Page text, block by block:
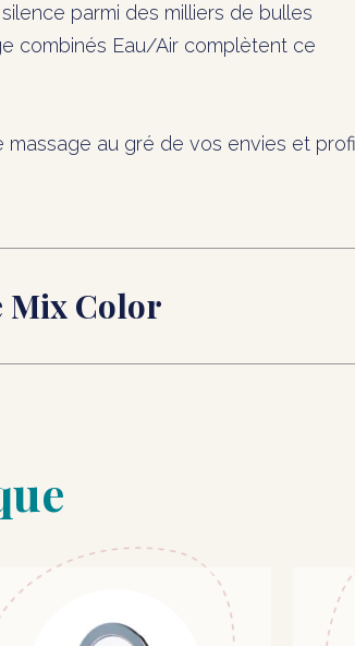
parmi des milliers de bulles
combinés Eau/Air complètent ce
massage au gré de vos envies et
Mix Color